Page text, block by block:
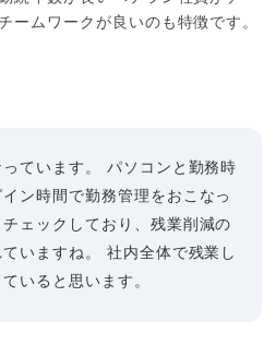
ームワークが良いのも特徴です。
ています。 パソコンと勤務時
ン時間で勤務管理をおこなっ
ェックしており、残業削減の
いますね。 社内全体で残業し
いると思います。